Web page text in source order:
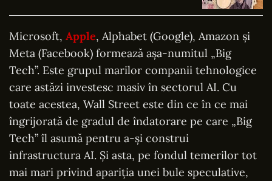
Microsoft, Apple, Alphabet (Google), Amazon și
Meta (Facebook) formează așa-numitul „Big
Tech”. Este grupul marilor companii tehnologice
care astăzi investesc masiv în sectorul AI. Cu
toate acestea, Wall Street este din ce în ce mai
îngrijorată de gradul de îndatorare pe care „Big
Tech” îl asumă pentru a-și construi
infrastructura AI. Și asta, pe fondul temerilor tot
mai mari privind apariția unei bule speculative,